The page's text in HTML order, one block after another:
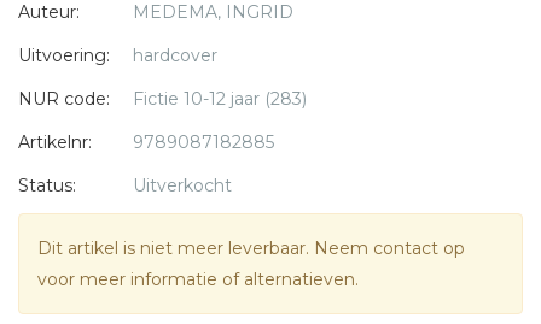
Ik wil de raadsels oplossen, allemaal ..."
Auteur:
MEDEMA, INGRID
Uitvoering:
hardcover
NUR code:
Fictie 10-12 jaar (283)
Artikelnr:
9789087182885
Status:
Uitverkocht
Dit artikel is niet meer leverbaar. Neem contact op
voor meer informatie of alternatieven.